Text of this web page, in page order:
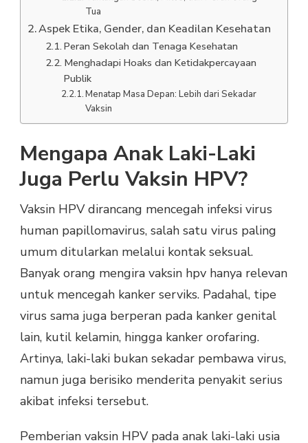
Tua
Aspek Etika, Gender, dan Keadilan Kesehatan
Peran Sekolah dan Tenaga Kesehatan
Menghadapi Hoaks dan Ketidakpercayaan
Publik
Menatap Masa Depan: Lebih dari Sekadar
Vaksin
Mengapa Anak Laki-Laki
Juga Perlu Vaksin HPV?
Vaksin HPV dirancang mencegah infeksi virus
human papillomavirus, salah satu virus paling
umum ditularkan melalui kontak seksual.
Banyak orang mengira vaksin hpv hanya relevan
untuk mencegah kanker serviks. Padahal, tipe
virus sama juga berperan pada kanker genital
lain, kutil kelamin, hingga kanker orofaring.
Artinya, laki-laki bukan sekadar pembawa virus,
namun juga berisiko menderita penyakit serius
akibat infeksi tersebut.
Pemberian vaksin HPV pada anak laki-laki usia